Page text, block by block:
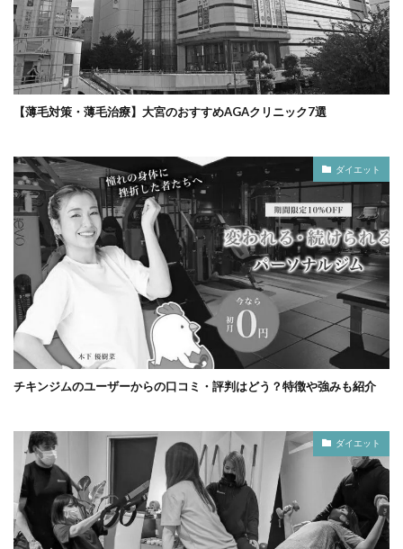
【薄毛対策・薄毛治療】大宮のおすすめAGAクリニック7選
ダイエット
チキンジムのユーザーからの口コミ・評判はどう？特徴や強みも紹介
ダイエット